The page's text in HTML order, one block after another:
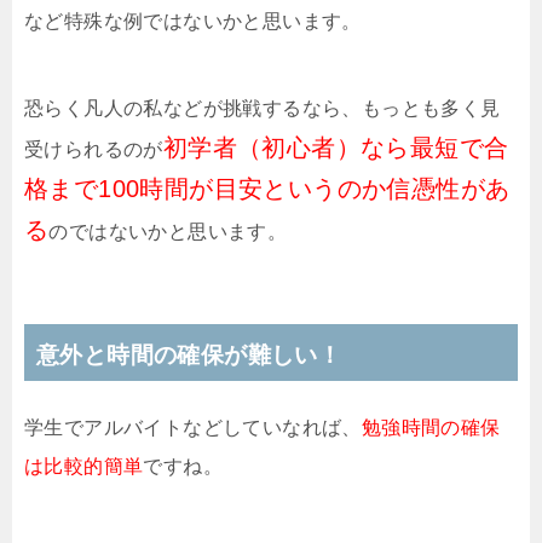
など特殊な例ではないかと思います。
恐らく凡人の私などが挑戦するなら、もっとも多く見
受けられるのが初学者（初心者）なら最短で合
格まで100時間が目安というのか信憑性があ
るのではないかと思います。
意外と時間の確保が難しい！
学生でアルバイトなどしていなれば、 勉強時間の確保
は比較的簡単ですね。